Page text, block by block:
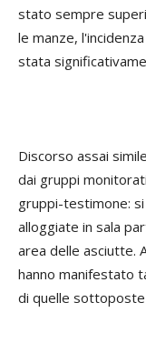
stato sempre
le manze,
stata
Discorso assai
dai gruppi
gruppi-testimone:
alloggiate in sala
area delle asciutte.
hanno manifestato
di quelle